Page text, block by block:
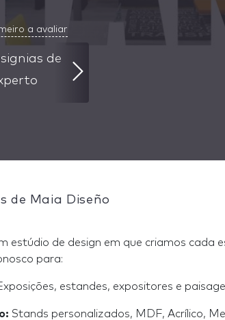
a avaliar
de
de Maia Diseño
estúdio de design em que criamos cada
para:
estandes, expositores e
Stands personalizados, MDF, Acrílico,